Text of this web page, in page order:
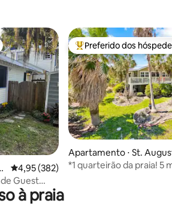
dos hóspedes
4,95 de uma avaliação média de 5, 382
4,95 (382)
Guest
Entre os melhores
Preferido dos
Apartamento ⋅ St.
e
*1 quarteirão da praia! 5
à praia